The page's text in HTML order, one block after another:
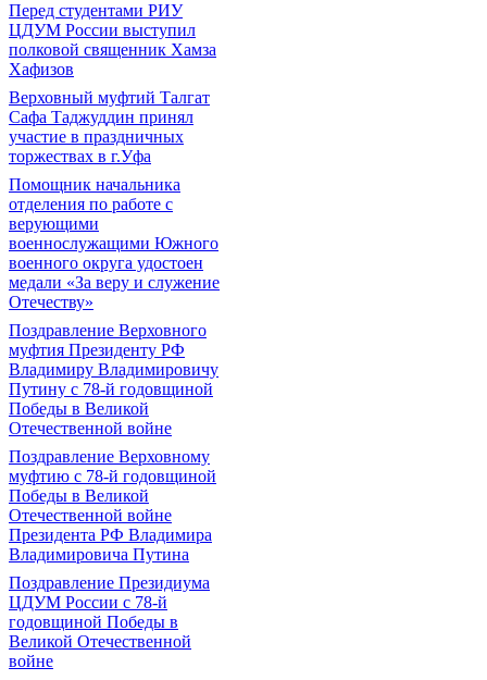
Перед студентами РИУ
ЦДУМ России выступил
полковой священник Хамза
Хафизов
Верховный муфтий Талгат
Сафа Таджуддин принял
участие в праздничных
торжествах в г.Уфа
Помощник начальника
отделения по работе с
верующими
военнослужащими Южного
военного округа удостоен
медали «За веру и служение
Отечеству»
Поздравление Верховного
муфтия Президенту РФ
Владимиру Владимировичу
Путину с 78-й годовщиной
Победы в Великой
Отечественной войне
Поздравление Верховному
муфтию с 78-й годовщиной
Победы в Великой
Отечественной войне
Президента РФ Владимира
Владимировича Путина
Поздравление Президиума
ЦДУМ России с 78-й
годовщиной Победы в
Великой Отечественной
войне